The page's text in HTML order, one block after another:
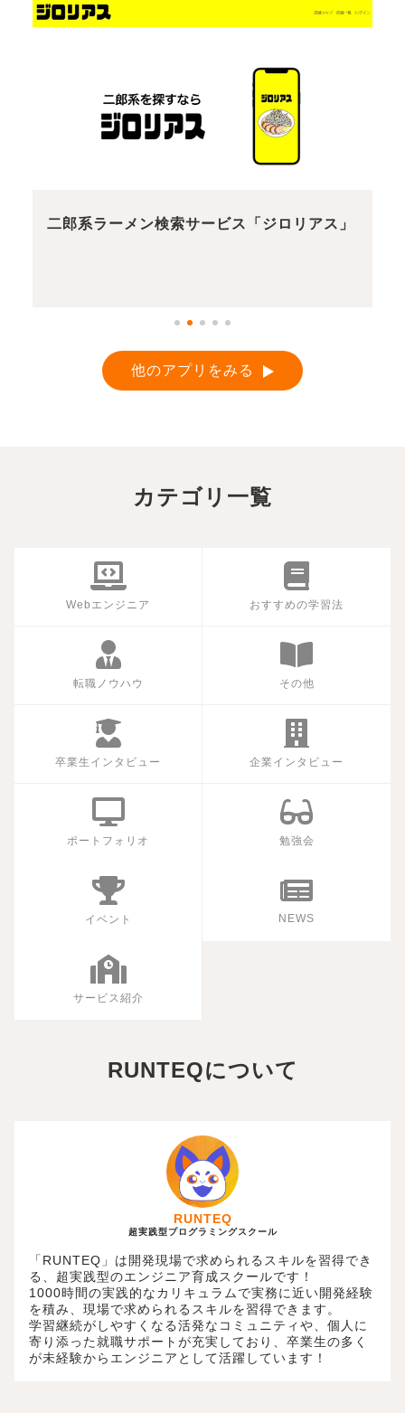
二郎系ラーメン検索サービス「ジロリアス」
他のアプリをみる
カテゴリ一覧
Webエンジニア おすすめの学習法
転職ノウハウ その他
卒業生インタビュー 企業インタビュー
ポートフォリオ 勉強会
イベント NEWS
サービス紹介
RUNTEQについて
RUNTEQ
超実践型プログラミングスクール
「RUNTEQ」は開発現場で求められるスキルを習得でき
る、超実践型のエンジニア育成スクールです！
1000時間の実践的なカリキュラムで実務に近い開発経験
を積み、現場で求められるスキルを習得できます。
学習継続がしやすくなる活発なコミュニティや、個人に
寄り添った就職サポートが充実しており、卒業生の多く
が未経験からエンジニアとして活躍しています！